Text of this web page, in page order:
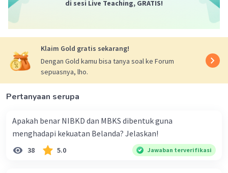
Iklan
di sesi Live Teaching, GRATIS!
Klaim Gold gratis sekarang!
Dengan Gold kamu bisa tanya soal ke Forum
sepuasnya, lho.
Pertanyaan serupa
Apakah benar NIBKD dan MBKS dibentuk guna
menghadapi kekuatan Belanda? Jelaskan!
38 5.0 Jawaban terverifikasi